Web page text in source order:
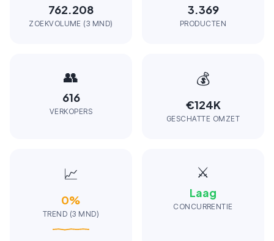
762.208
ZOEKVOLUME (3 MND)
3.369
PRODUCTEN
👥
616
VERKOPERS
💰
€124K
GESCHATTE OMZET
📈
0%
TREND (3 MND)
⚔️
Laag
CONCURRENTIE